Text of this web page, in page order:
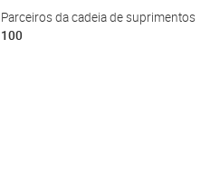
Parceiros da cadeia de suprimentos
100